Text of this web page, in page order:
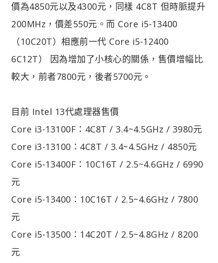
價為4850元以及4300元，同樣 4C8T 但時脈提升
200MHz，價差550元。而 Core i5-13400
（10C20T）相應前一代 Core i5-12400
6C12T） 因為增加了小核心的關係，售價增幅比
較大，前者7800元，後者5700元。
目前 Intel 13代處理器售價
Core i3-13100F：4C8T / 3.4~4.5GHz / 3980元
Core i3-13100：4C8T / 3.4~4.5GHz / 4850元
Core i5-13400F：10C16T / 2.5~4.6GHz / 6990
元
Core i5-13400：10C16T / 2.5~4.6GHz / 7800
元
Core i5-13500：14C20T / 2.5~4.8GHz / 8200
元